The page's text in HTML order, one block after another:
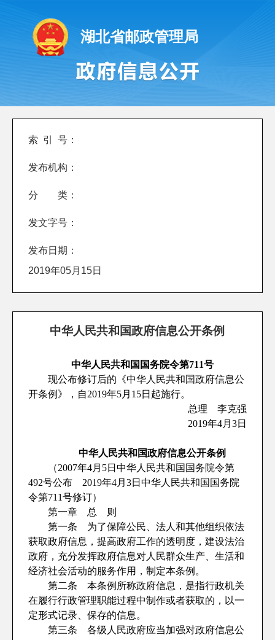
湖北省邮政管理局
索 引 号：
发布机构：
分 类：
发文字号：
发布日期：
2019年05月15日
中华人民共和国政府信息公开条例
中华人民共和国国务院令第711号
现公布修订后的《中华人民共和国政府信息公
开条例》，自2019年5月15日起施行。
总理 李克强
2019年4月3日
中华人民共和国政府信息公开条例
（2007年4月5日中华人民共和国国务院令第
492号公布 2019年4月3日中华人民共和国国务院
令第711号修订）
第一章 总 则
第一条 为了保障公民、法人和其他组织依法
获取政府信息，提高政府工作的透明度，建设法治
政府，充分发挥政府信息对人民群众生产、生活和
经济社会活动的服务作用，制定本条例。
第二条 本条例所称政府信息，是指行政机关
在履行行政管理职能过程中制作或者获取的，以一
定形式记录、保存的信息。
第三条 各级人民政府应当加强对政府信息公